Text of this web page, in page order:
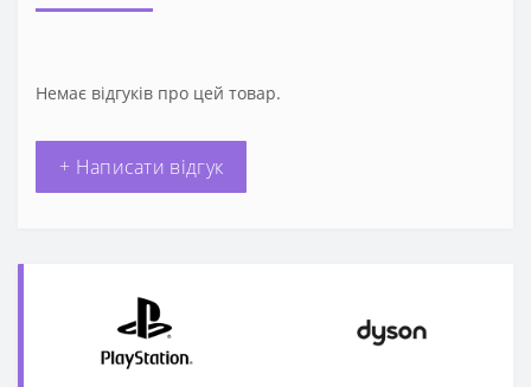
Немає відгуків про цей товар.
+ Написати відгук